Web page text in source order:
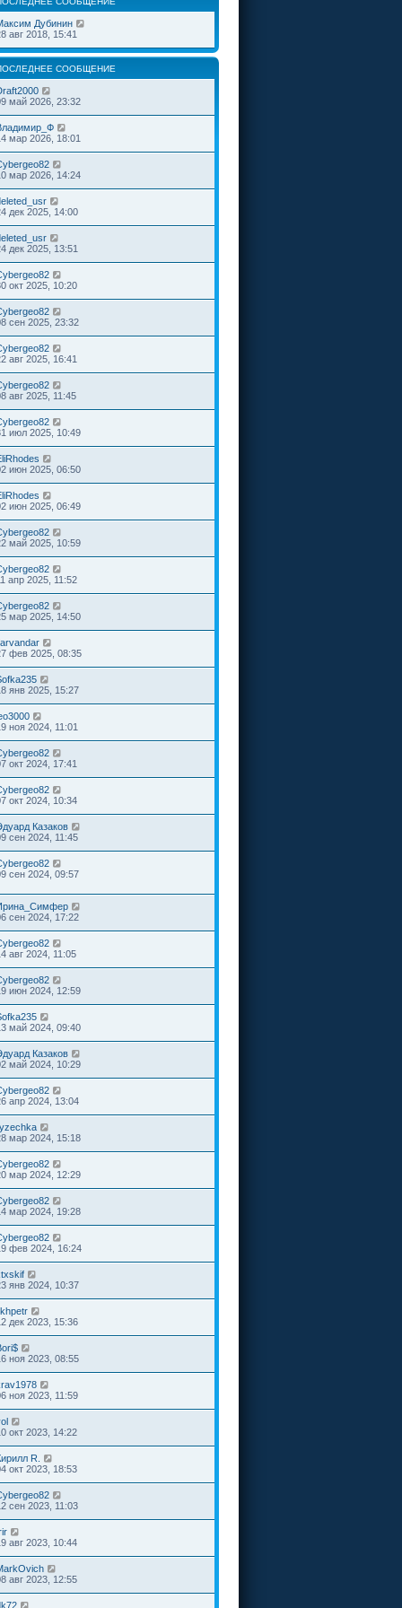
Дубинин
авг 2018, 15:41
СООБЩЕНИЕ
май 2026, 23:32
мар 2026, 18:01
мар 2026, 14:24
дек 2025, 14:00
дек 2025, 13:51
окт 2025, 10:20
сен 2025, 23:32
авг 2025, 16:41
авг 2025, 11:45
июл 2025, 10:49
июн 2025, 06:50
июн 2025, 06:49
май 2025, 10:59
апр 2025, 11:52
мар 2025, 14:50
фев 2025, 08:35
янв 2025, 15:27
ноя 2024, 11:01
окт 2024, 17:41
окт 2024, 10:34
Казаков
сен 2024, 11:45
сен 2024, 09:57
сен 2024, 17:22
авг 2024, 11:05
июн 2024, 12:59
май 2024, 09:40
Казаков
май 2024, 10:29
апр 2024, 13:04
мар 2024, 15:18
мар 2024, 12:29
мар 2024, 19:28
фев 2024, 16:24
янв 2024, 10:37
дек 2023, 15:36
ноя 2023, 08:55
ноя 2023, 11:59
окт 2023, 14:22
R.
окт 2023, 18:53
сен 2023, 11:03
авг 2023, 10:44
авг 2023, 12:55